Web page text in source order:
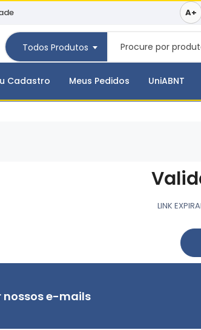
A+
Todos Produtos
Cadastro Meus Pedidos UniABNT
LINK
nossos e-mails